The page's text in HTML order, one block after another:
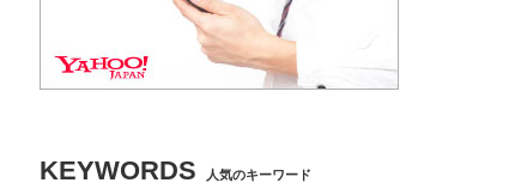
KEYWORDS 人気のキーワード